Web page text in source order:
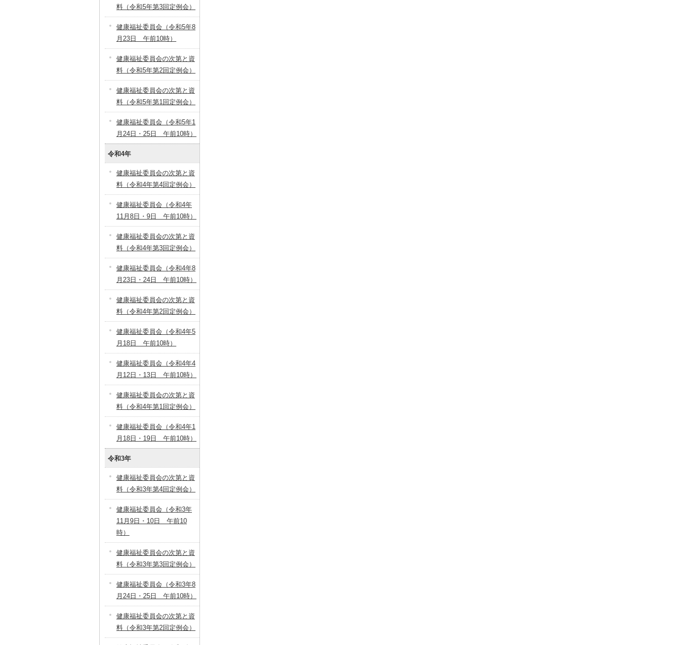
料（令和5年第3回定例会）
健康福祉委員会（令和5年8
月23日 午前10時）
健康福祉委員会の次第と資
料（令和5年第2回定例会）
健康福祉委員会の次第と資
料（令和5年第1回定例会）
健康福祉委員会（令和5年1
月24日・25日 午前10時）
令和4年
健康福祉委員会の次第と資
料（令和4年第4回定例会）
健康福祉委員会（令和4年
11月8日・9日 午前10時）
健康福祉委員会の次第と資
料（令和4年第3回定例会）
健康福祉委員会（令和4年8
月23日・24日 午前10時）
健康福祉委員会の次第と資
料（令和4年第2回定例会）
健康福祉委員会（令和4年5
月18日 午前10時）
健康福祉委員会（令和4年4
月12日・13日 午前10時）
健康福祉委員会の次第と資
料（令和4年第1回定例会）
健康福祉委員会（令和4年1
月18日・19日 午前10時）
令和3年
健康福祉委員会の次第と資
料（令和3年第4回定例会）
健康福祉委員会（令和3年
11月9日・10日 午前10
時）
健康福祉委員会の次第と資
料（令和3年第3回定例会）
健康福祉委員会（令和3年8
月24日・25日 午前10時）
健康福祉委員会の次第と資
料（令和3年第2回定例会）